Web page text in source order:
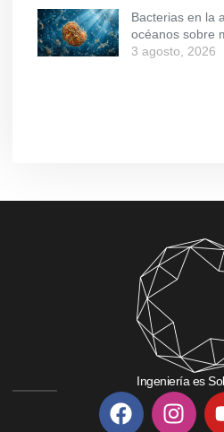
Bacterias en la
océanos sobre
3 agosto, 2026
Ingeniería es